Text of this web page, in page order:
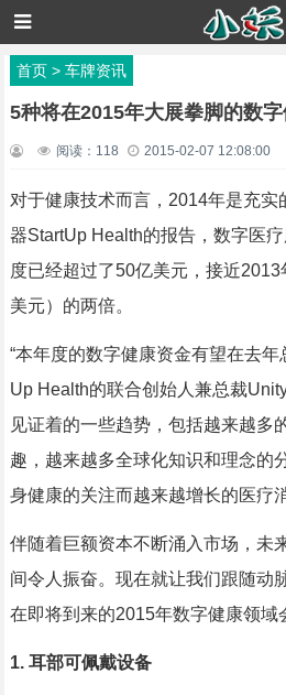
首页> 车牌资讯
5种将在2015年大展拳脚的数
阅读： 118 2015-02-07 12:08:00
对于健康技术而言，2014年是充
器StartUp Health的报告，数字医
度已经超过了50亿美元，接近
美元）的两倍。
“本年度的数字健康资金有望在去年
Up Health的联合创始人兼总裁
见证着的一些趋势，包括越来越多
趣，越来越多全球化知识和理念的
身健康的关注而越来越增长的医疗
伴随着巨额资本不断涌入市场，未
间令人振奋。现在就让我们跟随动
在即将到来的2015年数字健康领域
1. 耳部可佩戴设备